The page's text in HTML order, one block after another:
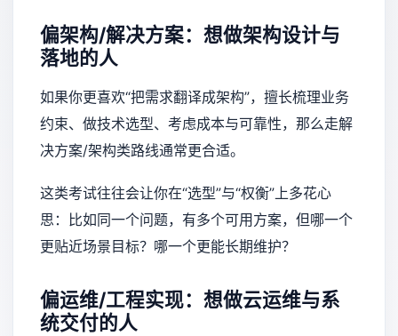
偏架构/解决方案：想做架构设计与
落地的人
如果你更喜欢“把需求翻译成架构”，擅长梳理业务
约束、做技术选型、考虑成本与可靠性，那么走解
决方案/架构类路线通常更合适。
这类考试往往会让你在“选型”与“权衡”上多花心
思：比如同一个问题，有多个可用方案，但哪一个
更贴近场景目标？哪一个更能长期维护？
偏运维/工程实现：想做云运维与系
统交付的人